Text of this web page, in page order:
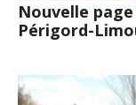
Nouvelle
Périgord-